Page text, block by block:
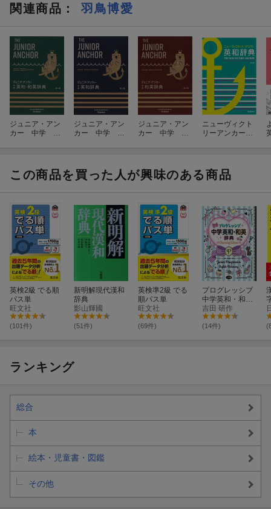
関連商品 ： 羽鳥博愛
ジュニア・アン
カー 中学 英
ジュニア・アン
カー 中学 英
ジュニア・アン
カー 中学 和
ニューヴィクト
リーアンカー英
この商品を買った人が興味のある商品
英検2級 でる順
パス単
旺文社
(101件)
新明解現代漢和
辞典
影山輝國
(51件)
英検準2級 でる
順パス単
旺文社
(69件)
プログレッシブ
中学英和・和英
辞典 Charming
Edition
吉田 研作
(14件)
ランキング
総合
本
絵本・児童書・図鑑
その他